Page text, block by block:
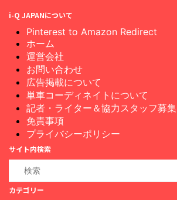
i-Q JAPANについて
Pinterest to Amazon Redirect
ホーム
運営会社
お問い合わせ
広告掲載について
単車コーディネイトについて
記者・ライター＆協力スタッフ募集
免責事項
プライバシーポリシー
サイト内検索
カテゴリー